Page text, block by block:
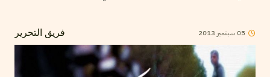
فريق التحرير 05سبتمبر 2013